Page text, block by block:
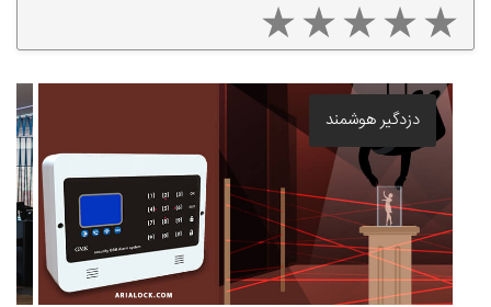
بهترین قفل برقی درب حیاط